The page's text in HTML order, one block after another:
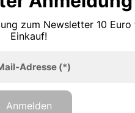
zum Newsletter 10
Einkauf!
Adresse(*)
Anmelden